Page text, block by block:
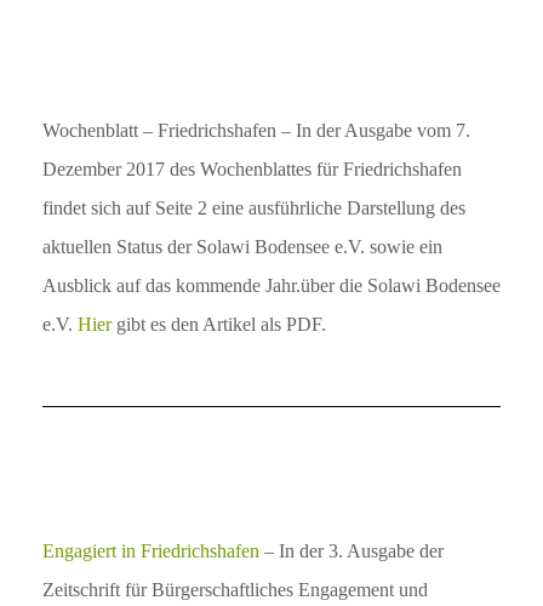
Wochenblatt – Friedrichshafen – In der Ausgabe vom 7.
Dezember 2017 des Wochenblattes für Friedrichshafen
findet sich auf Seite 2 eine ausführliche Darstellung des
aktuellen Status der Solawi Bodensee e.V. sowie ein
Ausblick auf das kommende Jahr.über die Solawi Bodensee
e.V. Hiergibt es den Artikel als PDF.
Engagiert in Friedrichshafen – In der 3. Ausgabe der
Zeitschrift für Bürgerschaftliches Engagement und